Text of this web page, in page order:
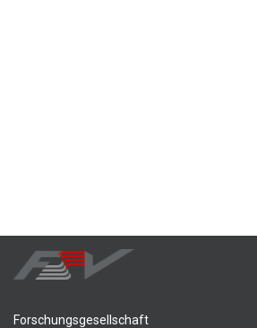
Forschungsgesellschaft